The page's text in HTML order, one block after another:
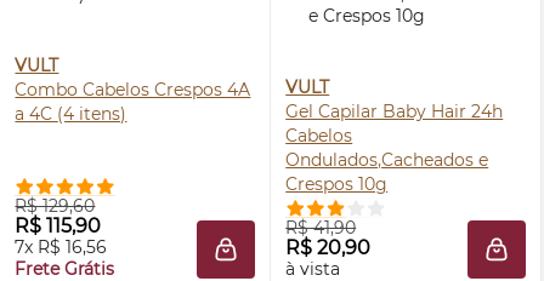
VULT
Combo Cabelos Crespos 4A
a 4C (4 itens)
R$ 129,60
R$ 115,90
7x R$ 16,56
Frete Grátis
ADICIONAR À SACOLA
VULT
Gel Capilar Baby Hair 24h
Cabelos
Ondulados,Cacheados e
Crespos 10g
R$ 41,90
R$ 20,90
à vista